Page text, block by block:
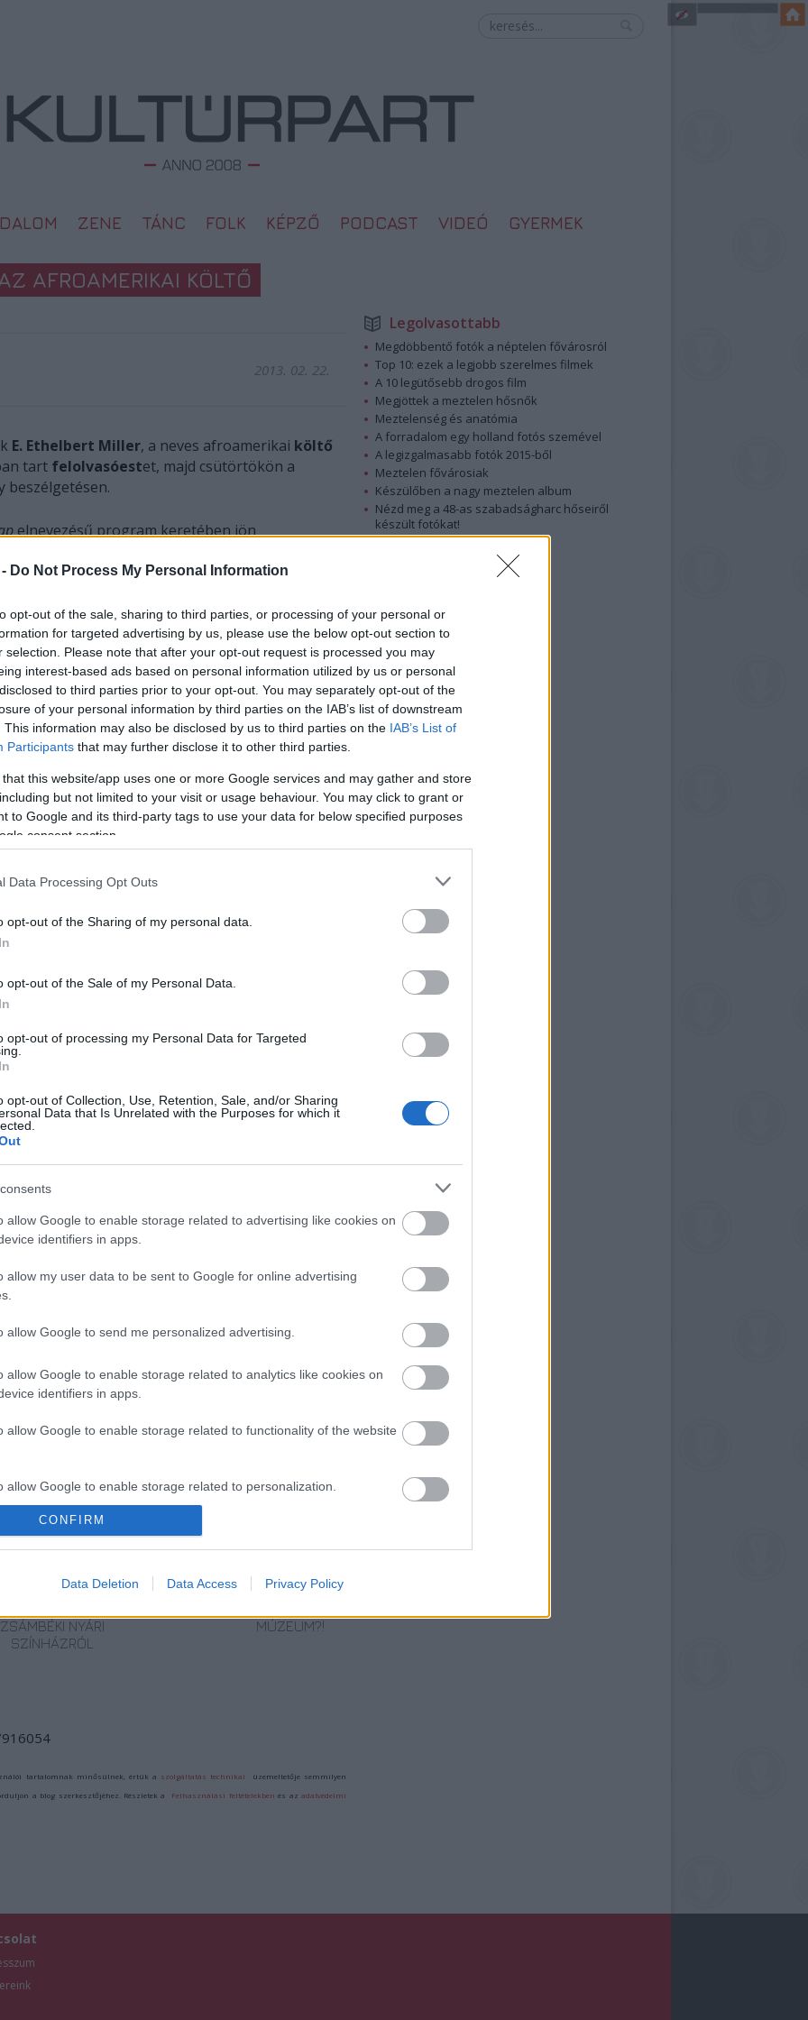
Do Not Process My Personal Information
opt-out of the sale, sharing to third parties, or processing of your personal or
for targeted advertising by us, please use the below opt-out section to
selection. Please note that after your opt-out request is processed you may
interest-based ads based on personal information utilized by us or personal
to third parties prior to your opt-out. You may separately opt-out of the
of your personal information by third parties on the IAB’s list of downstream
This information may also be disclosed by us to third parties on the IAB’s List of
Participants that may further disclose it to other third parties.
that this website/app uses one or more Google services and may gather and store
but not limited to your visit or usage behaviour. You may click to grant or
to Google and its third-party tags to use your data for below specified purposes
consent section.
Data Processing Opt Outs
opt-out of the Sharing of my personal data.
opt-out of the Sale of my Personal Data.
opt-out of processing my Personal Data for Targeted
opt-out of Collection, Use, Retention, Sale, and/or Sharing
Data that Is Unrelated with the Purposes for which it
allow Google to enable storage related to advertising like cookies on
identifiers in apps.
allow my user data to be sent to Google for online advertising
allow Google to send me personalized advertising.
allow Google to enable storage related to analytics like cookies on
identifiers in apps.
allow Google to enable storage related to functionality of the website
allow Google to enable storage related to personalization.
allow Google to enable storage related to security, including
functionality and fraud prevention, and other user protection.
CONFIRM
Data Deletion Data Access Privacy Policy
ZENE TÁNC FOLK KÉPZŐ PODCAST VIDEÓ GYERMEK
AFROAMERIKAI KÖLTŐ
2013. 02. 22.
E. Ethelbert Miller, a neves afroamerikai költő
tart felolvasóestet, majd csütörtökön a
beszélgetésen.
elnevezésű program keretében jön
és Balatonalmádiba látogat el.
találkozik, és felkeresi a pécsi Gandhi
angol nyelvű felolvasóestet tart, ezt
András költő, műfordító vezet.
Szalonban részt vesz az afroamerikai írókról
és saját bevallása szerint nagy
tölt be a kultúra jelenleg a
az afroamerikai kultúra megerősítését, és
szólnak.
kötetet és két memoárt jelentetett meg.
VECSEI H.
ZSÁMBÉKI NYÁRI
SZÍNHÁZRÓL
BÉRLETTEL A
LÉTEZIK
MÚZEUM?!
tartalomnak minősülnek, értük a szolgáltatás technikai üzemeltetője semmilyen
a blog szerkesztőjéhez. Részletek a Felhasználási feltételekben és azadatvédelmi
Legolvasottabb
Megdöbbentő fotók a néptelen fővárosról
Top 10: ezek a legjobb szerelmes filmek
A 10 legütősebb drogos film
Megjöttek a meztelen hősnők
Meztelenség és anatómia
A forradalom egy holland fotós szemével
A legizgalmasabb fotók 2015-ből
Meztelen fővárosiak
Készülőben a nagy meztelen album
Nézd meg a 48-as szabadságharc hőseiről
készült fotókat!
Hírlevél feliratkozás